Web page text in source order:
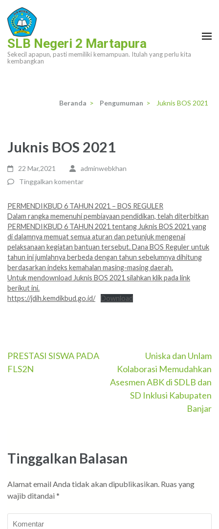
Lompat
ke
konten
(Tekan
Enter)
SLB Negeri 2 Martapura
Sekecil apapun, pasti memiliki kemampuan. Itulah yang perlu kita
kembangkan
Beranda > Pengumuman > Juknis BOS 2021
Juknis BOS 2021
22 Mar,2021
adminwebkhan
Tinggalkan komentar
PERMENDIKBUD 6 TAHUN 2021 – BOS REGULER
Dalam rangka memenuhi pembiayaan pendidikan, telah diterbitkan
PERMENDIKBUD 6 TAHUN 2021 tentang Juknis BOS 2021 yang
di dalamnya memuat semua aturan dan petunjuk mengenai
pelaksanaan kegiatan bantuan tersebut. Dana BOS Reguler untuk
tahun ini jumlahnya berbeda dengan tahun sebelumnya dihitung
berdasarkan indeks kemahalan masing-masing daerah.
Untuk mendownload Juknis BOS 2021 silahkan klik pada link
berikut ini.
https://jdih.kemdikbud.go.id/
Download
Navigasi
pos
PRESTASI SISWA PADA
FLS2N
Uniska dan Unlam
Kolaborasi Memudahkan
Asesmen ABK di SDLB dan
SD Inklusi Kabupaten
Banjar
Tinggalkan Balasan
Alamat email Anda tidak akan dipublikasikan. Ruas yang
wajib ditandai *